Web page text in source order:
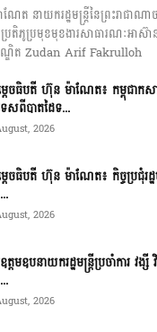
ត នាយករដ្ឋមន្ត្រីនៃព្រះរាជាណា
រតិភូប្រមុខមុខងារសាធារណៈអាស៊ា
ឌិត Zudan Arif Fakrulloh
េចធិបតី ហ៊ុន ម៉ាណែត៖ កម្ពុជាក
េសពីបាតដៃទ...
2026
េចធិបតី ហ៊ុន ម៉ាណែត៖ កិច្ចប្រជុំរដ្ឋ
2026
តមឧបនាយករដ្ឋមន្ត្រីប្រចាំការ វង្
2026